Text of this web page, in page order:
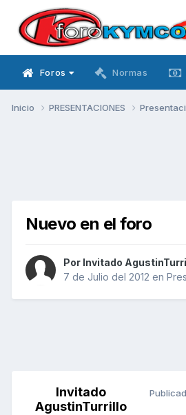
Foros Normas
Inicio PRESENTACIONES
Nuevo en el foro
Por Invitado
7 de Julio del 2012 en
Invitado
AgustinTurrillo